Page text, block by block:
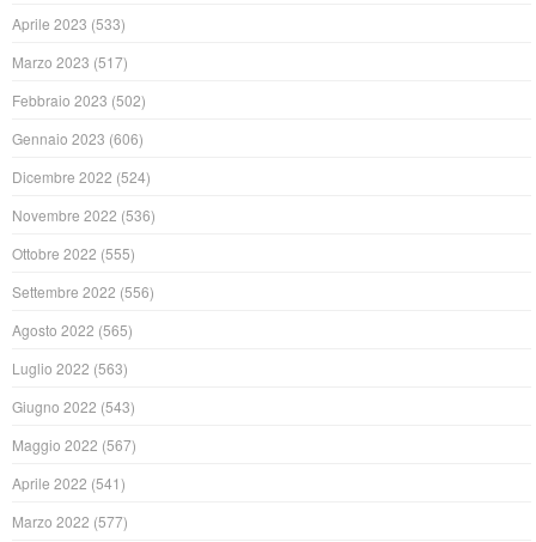
Aprile 2023 (533)
Marzo 2023 (517)
Febbraio 2023 (502)
Gennaio 2023 (606)
Dicembre 2022 (524)
Novembre 2022 (536)
Ottobre 2022 (555)
Settembre 2022 (556)
Agosto 2022 (565)
Luglio 2022 (563)
Giugno 2022 (543)
Maggio 2022 (567)
Aprile 2022 (541)
Marzo 2022 (577)